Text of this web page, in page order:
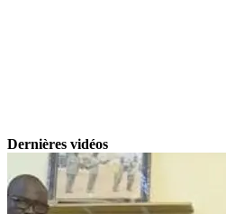
Dernières vidéos